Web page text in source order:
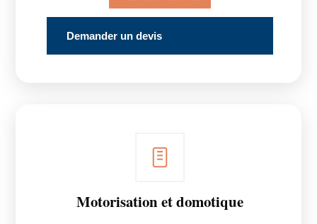
Demander un devis
Motorisation et domotique